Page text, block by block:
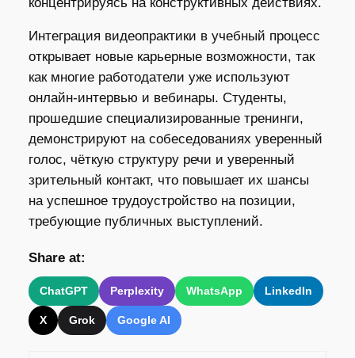
Интеграция видеопрактики в учебный процесс
открывает новые карьерные возможности, так
как многие работодатели уже используют
онлайн‑интервью и вебинары. Студенты,
прошедшие специализированные тренинги,
демонстрируют на собеседованиях уверенный
голос, чёткую структуру речи и уверенный
зрительный контакт, что повышает их шансы
на успешное трудоустройство на позиции,
требующие публичных выступлений.
Share at:
ChatGPT Perplexity WhatsApp LinkedIn
X Grok Google AI